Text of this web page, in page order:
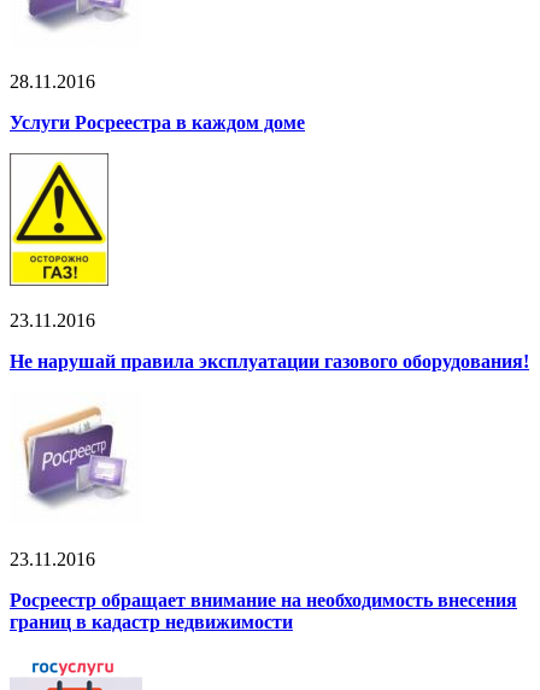
28.11.2016
Услуги Росреестра в каждом доме
23.11.2016
Не нарушай правила эксплуатации газового оборудования!
23.11.2016
Росреестр обращает внимание на необходимость внесения
границ в кадастр недвижимости